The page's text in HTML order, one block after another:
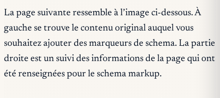
La page suivante ressemble à l’image ci-dessous. À
gauche se trouve le contenu original auquel vous
souhaitez ajouter des marqueurs de schema. La partie
droite est un suivi des informations de la page qui ont
été renseignées pour le schema markup.